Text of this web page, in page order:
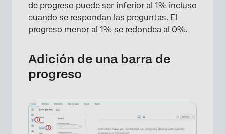
de progreso puede ser inferior al 1% incluso
cuando se respondan las preguntas. El
progreso menor al 1% se redondea al 0%.
Adición de una barra de
progreso